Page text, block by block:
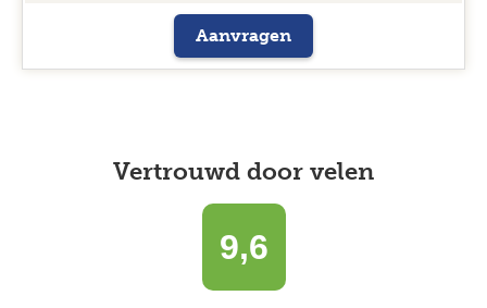
Aanvragen
Vertrouwd door velen
9,6